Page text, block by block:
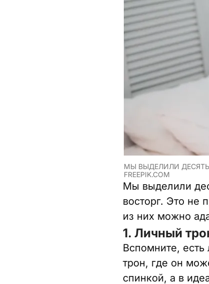
МЫ ВЫДЕЛИЛИ
FREEPIK.COM
Мы выделили
восторг. Это не
из них можно
1. Личный
Вспомните, есть
трон, где он
спинкой, а в